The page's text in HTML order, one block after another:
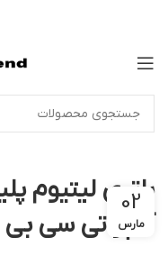
آمپر تی سی بی
02
مارس